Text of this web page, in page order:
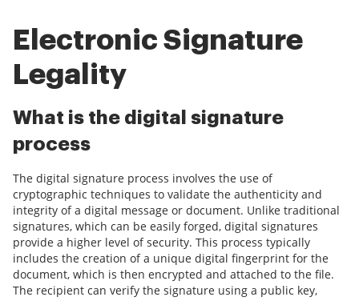
Electronic Signature
Legality
What is the digital signature
process
The digital signature process involves the use of
cryptographic techniques to validate the authenticity and
integrity of a digital message or document. Unlike traditional
signatures, which can be easily forged, digital signatures
provide a higher level of security. This process typically
includes the creation of a unique digital fingerprint for the
document, which is then encrypted and attached to the file.
The recipient can verify the signature using a public key,